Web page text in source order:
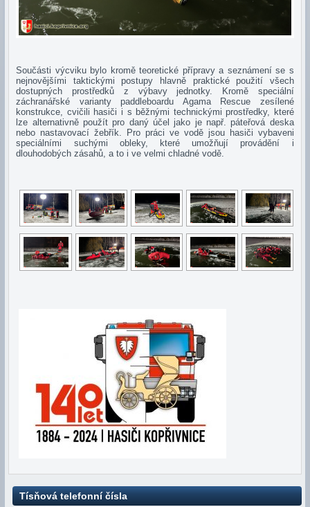
Součásti výcviku bylo kromě teoretické přípravy a seznámení se s
nejnovějšími taktickými postupy hlavně praktické použití všech
dostupných prostředků z výbavy jednotky. Kromě speciální
záchranářské varianty paddleboardu Agama Rescue zesílené
konstrukce, cvičili hasiči i s běžnými technickými prostředky, které
lze alternativně použít pro daný účel jako je např. páteřová deska
nebo nastavovací žebřík. Pro práci ve vodě jsou hasiči vybaveni
speciálními suchými obleky, které umožňují provádění i
dlouhodobých zásahů, a to i ve velmi chladné vodě.
Tísňová telefonní čísla